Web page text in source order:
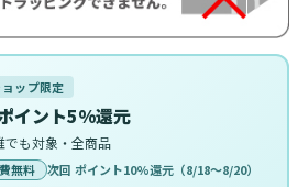
ップ限定
イント5%還元
でも対象・全商品
無料 次回 ポイント10%還元（8/18〜8/20）